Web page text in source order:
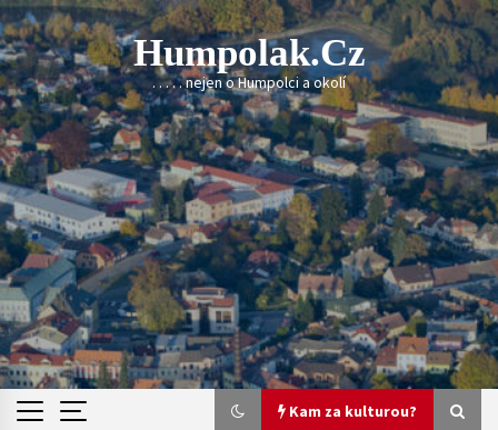
Skip
to
content
Humpolak.cz
. . . . . nejen o Humpolci a okolí
Kam za kulturou?